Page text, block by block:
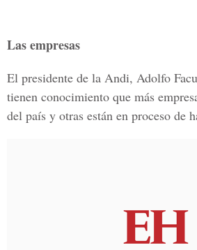
Las empresas
El presidente de la Andi, Adolfo
tienen conocimiento que más
del país y otras están en proceso de